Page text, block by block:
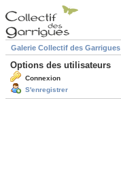
Galerie Collectif des Garrigues
Options des utilisateurs
Connexion
S'enregistrer